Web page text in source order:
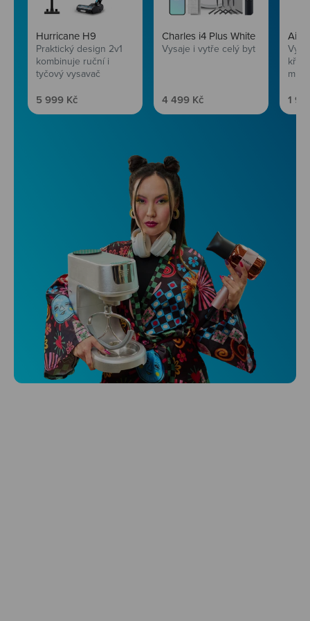
Hurricane H9
Praktický design 2v1
kombinuje ruční i
tyčový vysavač
Prodejní cena
5 999 Kč
Charles i4 Plus White
Vysaje i vytře celý byt
Prodejní cena
4 499 Kč 1
Niceboy ONE Ultra
Hlídá ti zdraví, spánek i pohyb a ještě k
tomu platí.